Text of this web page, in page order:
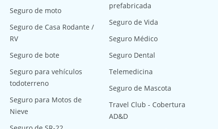
Seguro de moto
Seguro de Casa Rodante /
RV
Seguro de bote
Seguro para vehículos
todoterreno
Seguro para Motos de
Nieve
prefabricada
Seguro de Vida
Seguro Médico
Seguro Dental
Telemedicina
Seguro de Mascota
Travel Club - Cobertura
AD&D